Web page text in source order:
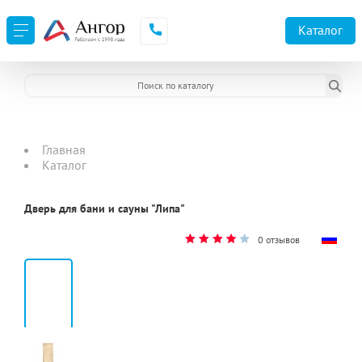
Каталог
Главная
Каталог
Дверь для бани и сауны "Липа"
0 отзывов